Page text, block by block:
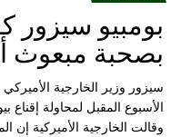
بومبيو سيزور
بصحبة مبعوث
سيزور وزير الخارجية الأميركي
الأسبوع المقبل لمحاولة إقناع
وقالت الخارجية الأميركية